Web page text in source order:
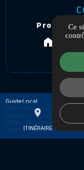
place
ITINÉRAIRE
Proximite
108
Guide Local
Informations
Mentions légales
Politique de confidentialité
Gestion des cookies
Ce